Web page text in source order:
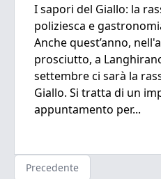
I sapori del Giallo: la
poliziesca e
Anche quest’anno,
prosciutto, a
settembre ci sarà la
Giallo. Si tratta di un
appuntamento per...
Precedente